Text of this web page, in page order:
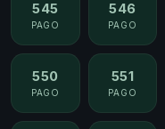
545
PAGO
546
PAGO
550
PAGO
551
PAGO